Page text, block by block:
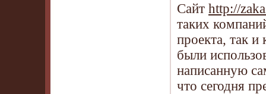
Сайт http://
таких
проекта, так
были
написанную
что сегодня